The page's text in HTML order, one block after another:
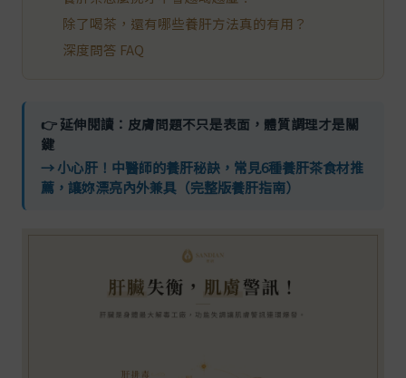
除了喝茶，還有哪些養肝方法真的有用？
深度問答 FAQ
👉 延伸閱讀：皮膚問題不只是表面，體質調理才是關
鍵
→ 小心肝！中醫師的養肝秘訣，常見6種養肝茶食材推
薦，讓妳漂亮內外兼具（完整版養肝指南）